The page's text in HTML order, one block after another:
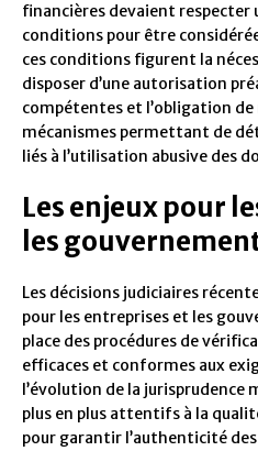
financières devaient respecter
conditions pour être
ces conditions figurent la
disposer d’une autorisation
compétentes et l’obligation
mécanismes permettant de
liés à l’utilisation abusive des
Les enjeux pour
les
Les décisions judiciaires
pour les entreprises et les
place des procédures de
efficaces et conformes aux
l’évolution de la jurisprudence
plus en plus attentifs à la
pour garantir l’authenticité